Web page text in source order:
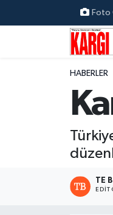
Foto
HABERLER
TE
Flaş Haber
Nöbetçi
Hava Durumu
Çorum Namaz
Trafik Durumu